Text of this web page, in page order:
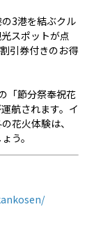
3港を結ぶクル
スポットが点
引券付きのお得
「節分祭奉祝花
航されます。イ
花火体験は、
う。